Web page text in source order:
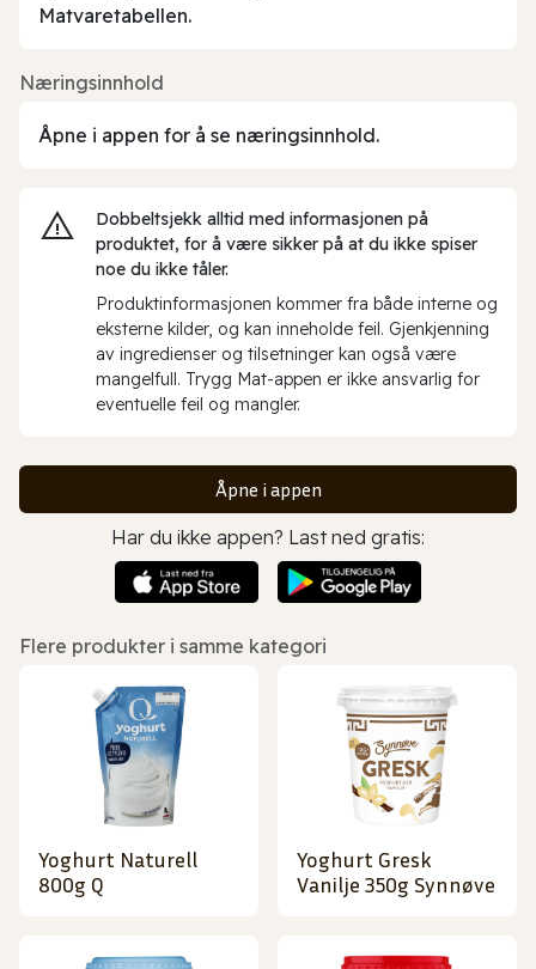
Matvaretabellen.
Næringsinnhold
Åpne i appen for å se næringsinnhold.
Dobbeltsjekk alltid med informasjonen på
produktet, for å være sikker på at du ikke spiser
noe du ikke tåler.
Produktinformasjonen kommer fra både interne og
eksterne kilder, og kan inneholde feil. Gjenkjenning
av ingredienser og tilsetninger kan også være
mangelfull. Trygg Mat-appen er ikke ansvarlig for
eventuelle feil og mangler.
Åpne i appen
Har du ikke appen? Last ned gratis:
Flere produkter i samme kategori
Yoghurt Naturell
800g Q
Yoghurt Gresk
Vanilje 350g Synnøve